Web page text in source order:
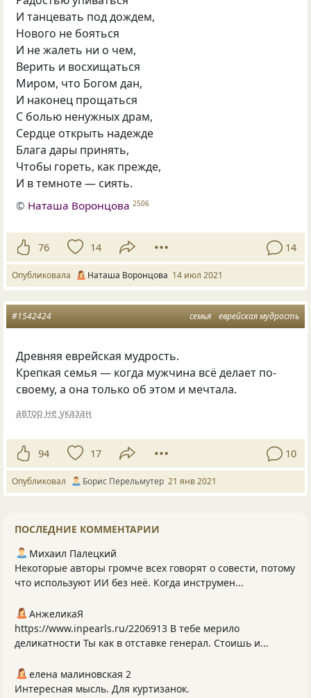
И танцевать под дождем,
Нового не бояться
И не жалеть ни о чем,
Верить и восхищаться
Миром, что Богом дан,
И наконец прощаться
С болью ненужных драм,
Сердце открыть надежде
Блага дары принять,
Чтобы гореть, как прежде,
И в темноте — сиять.
© Наташа Воронцова 2506
76 14 14
Опубликовала Наташа Воронцова 14 июл 2021
семья еврейская мудрость
#1542424
Древняя еврейская мудрость.
Крепкая семья — когда мужчина всё делает по-
своему, а она только об этом и мечтала.
автор не указан
94 17 10
Опубликовал Борис Перельмутер 21 янв 2021
ПОСЛЕДНИЕ КОММЕНТАРИИ
Михаил Палецкий
Некоторые авторы громче всех говорят о совести, потому
что используют ИИ без неё. Когда инструмен...
АнжеликаЯ
https://www.inpearls.ru/2206913 В тебе мерило
деликатности Ты как в отставке генерал. Стоишь и...
елена малиновская 2
Интересная мысль. Для куртизанок.